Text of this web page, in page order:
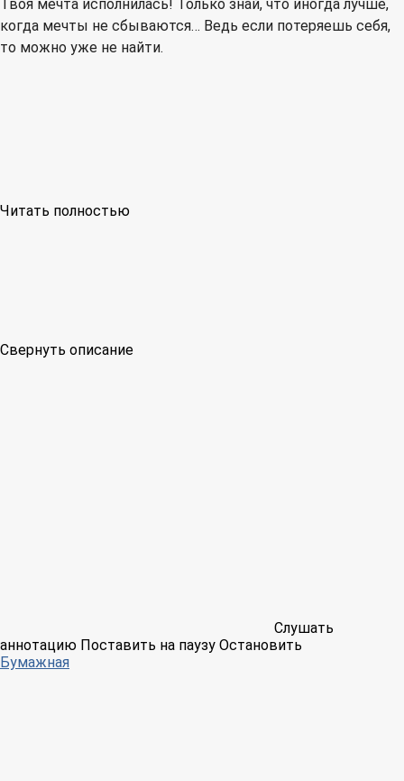
Твоя мечта исполнилась! Только знай, что иногда лучше,
когда мечты не сбываются… Ведь если потеряешь себя,
то можно уже не найти.
Читать полностью
Свернуть описание
Слушать
аннотацию Поставить на паузу Остановить
Бумажная